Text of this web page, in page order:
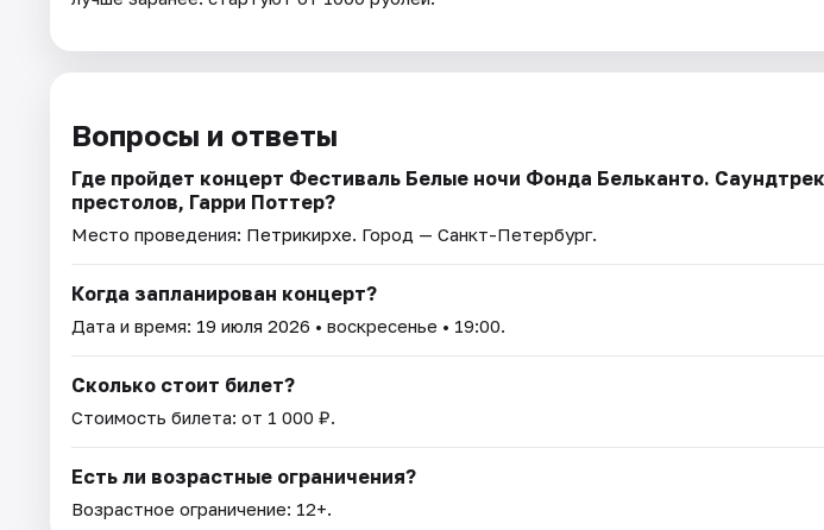
Вопросы и ответы
Где пройдет концерт Фестиваль Белые ночи Фонда Бельканто.
престолов, Гарри Поттер?
Место проведения: Петрикирхе. Город — Санкт-Петербург.
Когда запланирован концерт?
Дата и время: 19 июля 2026 • воскресенье • 19:00.
Сколько стоит билет?
Стоимость билета: от 1 000 ₽.
Есть ли возрастные ограничения?
Возрастное ограничение: 12+.